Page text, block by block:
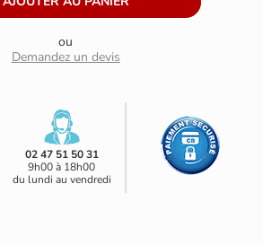
ou
Demandez un devis
02 47 51 50 31
9h00 à 18h00
du lundi au vendredi